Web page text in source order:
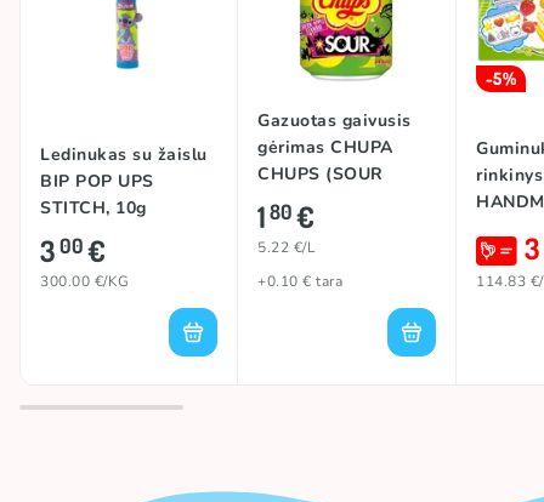
Ledinukas su žaislu
BIP POP UPS
STITCH, 10g
300€
300.00 €/KG
Gazuotas gaivusis
gėrimas CHUPA
CHUPS (SOUR
GREEN APPLE),
345ml
180€
5.22 €/L
+0.10 € tara
-5%
3
114.83